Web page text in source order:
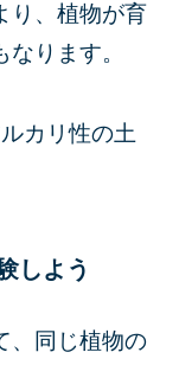
り、植物が育
ります。
カリ性の土
しよう
、同じ植物の